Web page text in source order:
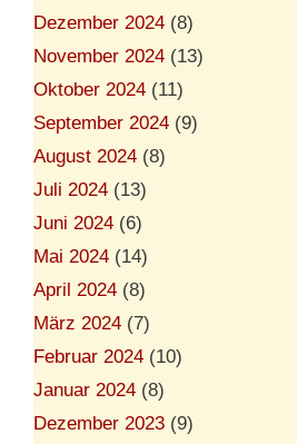
Dezember 2024 (8)
November 2024 (13)
Oktober 2024 (11)
September 2024 (9)
August 2024 (8)
Juli 2024 (13)
Juni 2024 (6)
Mai 2024 (14)
April 2024 (8)
März 2024 (7)
Februar 2024 (10)
Januar 2024 (8)
Dezember 2023 (9)